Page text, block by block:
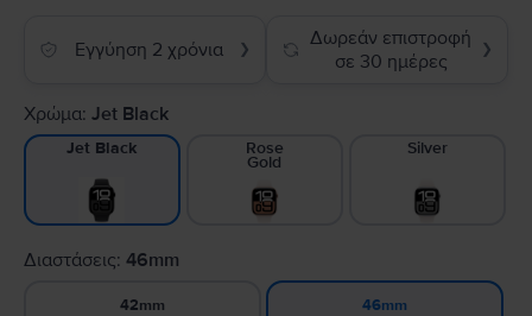
Εγγύηση 2 χρόνια ❯
Δωρεάν επιστροφή
σε 30 ημέρες
❯
Χρώμα: Jet Black
Jet Black Rose
Gold
Silver
Διαστάσεις: 46mm
42mm 46mm